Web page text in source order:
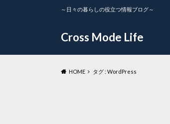
Cross Mode Life
～日々の暮らしの役立つ情報ブログ～
HOME タグ : WordPress